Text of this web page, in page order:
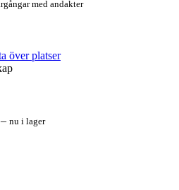
med andakter
över platser
– nu i lager